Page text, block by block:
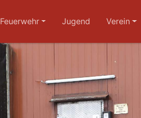
Feuerwehr Jugend Verein